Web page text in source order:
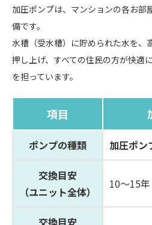
加圧ポンプは、マンションの各お部
備です。
水槽（受水槽）に貯められた水を、
押し上げ、すべての住民の方が快適
を担っています。
項目
ポンプの種類 加圧ポン
交換目安
（ユニット全体）
10～15年